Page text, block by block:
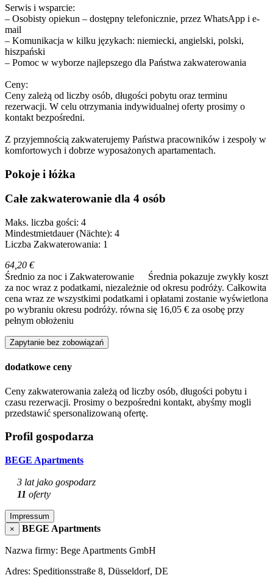
Serwis i wsparcie:
– Osobisty opiekun – dostępny telefonicznie, przez WhatsApp i e-
mail
– Komunikacja w kilku językach: niemiecki, angielski, polski,
hiszpański
– Pomoc w wyborze najlepszego dla Państwa zakwaterowania
Ceny:
Ceny zależą od liczby osób, długości pobytu oraz terminu
rezerwacji. W celu otrzymania indywidualnej oferty prosimy o
kontakt bezpośredni.
Z przyjemnością zakwaterujemy Państwa pracowników i zespoły w
komfortowych i dobrze wyposażonych apartamentach.
Pokoje i łóżka
Całe zakwaterowanie dla 4 osób
Maks. liczba gości: 4
Mindestmietdauer (Nächte): 4
Liczba Zakwaterowania: 1
64,20 €
Średnio za noc i Zakwaterowanie
Średnia pokazuje zwykły koszt
za noc wraz z podatkami, niezależnie od okresu podróży. Całkowita
cena wraz ze wszystkimi podatkami i opłatami zostanie wyświetlona
po wybraniu okresu podróży. równa się 16,05 € za osobę przy
pełnym obłożeniu
Zapytanie bez zobowiązań
dodatkowe ceny
Ceny zakwaterowania zależą od liczby osób, długości pobytu i
czasu rezerwacji. Prosimy o bezpośredni kontakt, abyśmy mogli
przedstawić spersonalizowaną ofertę.
Profil gospodarza
BEGE Apartments
3 lat jako gospodarz
11 oferty
Impressum
×
BEGE Apartments
Nazwa firmy: Bege Apartments GmbH
Adres: Speditionsstraße 8, Düsseldorf, DE